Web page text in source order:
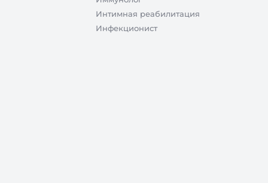
Интимная реабилитация
Инфекционист